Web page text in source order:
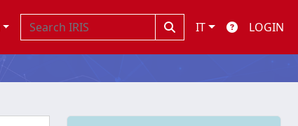
IT LOGIN